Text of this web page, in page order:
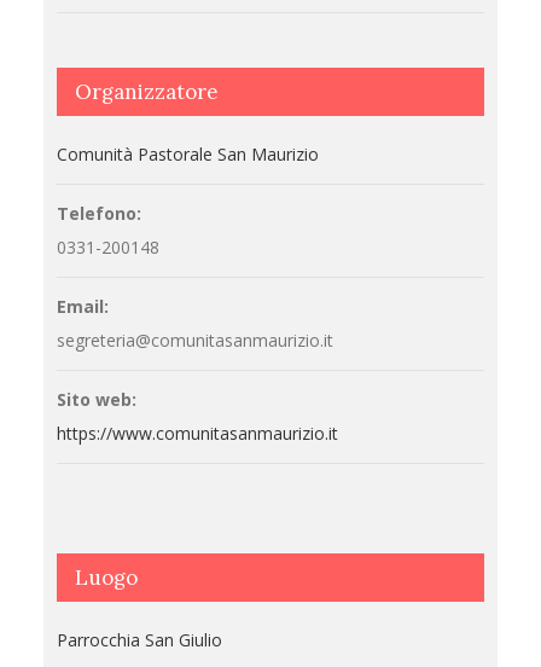
Organizzatore
Comunità Pastorale San Maurizio
Telefono:
0331-200148
Email:
segreteria@comunitasanmaurizio.it
Sito web:
https://www.comunitasanmaurizio.it
Luogo
Parrocchia San Giulio